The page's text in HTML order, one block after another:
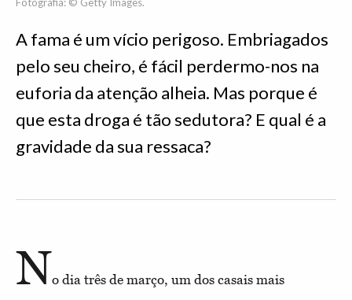
A fama é um vício perigoso. Embriagados
pelo seu cheiro, é fácil perdermo-nos na
euforia da atenção alheia. Mas porque é
que esta droga é tão sedutora? E qual é a
gravidade da sua ressaca?
No dia três de março, um dos casais mais